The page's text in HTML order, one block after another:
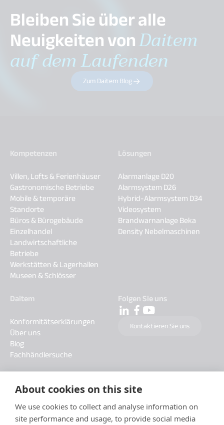
About cookies on this site
We use cookies to collect and analyse information on
site performance and usage, to provide social media
Bleiben Sie über alle
Neuigkeiten vonDaitem
auf dem Laufenden
Zum Daitem Blog
Kompetenzen
Villen, Lofts & Ferienhäuser
Gastronomische Betriebe
Mobile & temporäre
Standorte
Büros & Bürogebäude
Einzelhandel
Landwirtschaftliche
Betriebe
Werkstätten & Lagerhallen
Museen & Schlösser
Lösungen
Alarmanlage D20
Alarmsystem D26
Hybrid-Alarmsystem D34
Videosystem
Brandwarnanlage Beka
Density Nebelmaschinen
Daitem
Konformitätserklärungen
Über uns
Blog
Fachhändlersuche
Folgen Sie uns
Kontaktieren Sie uns